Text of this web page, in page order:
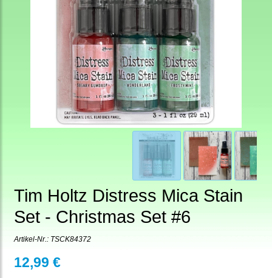
Tim Holtz Distress Mica Stain
Set - Christmas Set #6
Artikel-Nr.: TSCK84372
12,99 €